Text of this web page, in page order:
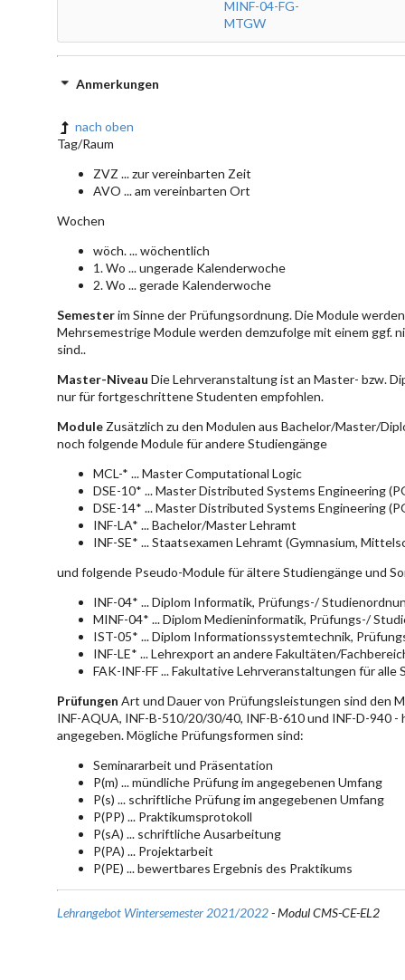
MINF-04-FG-
MTGW
Anmerkungen
nach oben
Tag/Raum
ZVZ ... zur vereinbarten Zeit
AVO ... am vereinbarten Ort
Wochen
wöch. ... wöchentlich
1. Wo ... ungerade Kalenderwoche
2. Wo ... gerade Kalenderwoche
Semesterim Sinne der Prüfungsordnung. Die Module
Mehrsemestrige Module werden demzufolge mit einem ggf.
sind..
Master-Niveau Die Lehrveranstaltung ist an Master- bzw.
nur für fortgeschrittene Studenten empfohlen.
Module Zusätzlich zu den Modulen aus Bachelor/Master/
noch folgende Module für andere Studiengänge
MCL-* ... Master Computational Logic
DSE-10* ... Master Distributed Systems Engineering
DSE-14* ... Master Distributed Systems Engineering
INF-LA* ... Bachelor/Master Lehramt
INF-SE* ... Staatsexamen Lehramt (Gymnasium,
und folgende Pseudo-Module für ältere Studiengänge und
INF-04* ... Diplom Informatik, Prüfungs-/
MINF-04* ... Diplom Medieninformatik, Prüfungs-/
IST-05* ... Diplom Informationssystemtechnik,
INF-LE* ... Lehrexport an andere Fakultäten/
FAK-INF-FF ... Fakultative Lehrveranstaltungen für
Prüfungen Art und Dauer von Prüfungsleistungen sind den
INF-AQUA, INF-B-510/20/30/40, INF-B-610 und INF-D-940
angegeben. Mögliche Prüfungsformen sind:
Seminararbeit und Präsentation
P(m) ... mündliche Prüfung im angegebenen Umfang
P(s) ... schriftliche Prüfung im angegebenen Umfang
P(PP) ... Praktikumsprotokoll
P(sA) ... schriftliche Ausarbeitung
P(PA) ... Projektarbeit
P(PE) ... bewertbares Ergebnis des Praktikums
Lehrangebot Wintersemester 2021/2022- Modul CMS-CE-EL2